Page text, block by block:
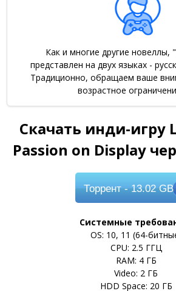
Как и многие другие новеллы,
представлен на двух языках -
Традиционно, обращаем ваше
возрастное
Скачать инди-игру
Passion on Display
Торрент- 13.02 GB
Системные
OS: 10, 11 (64-
CPU: 2.5 ГГЦ
RAM: 4 ГБ
Video: 2 ГБ
HDD Space: 20 ГБ